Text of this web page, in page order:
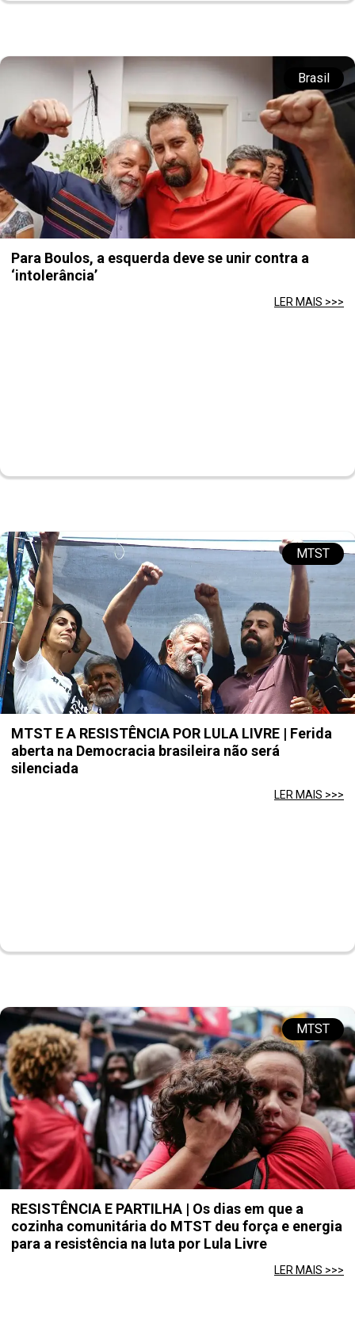
Brasil
Para Boulos, a esquerda deve se unir contra a
‘intolerância’
LER MAIS >>>
MTST
MTST E A RESISTÊNCIA POR LULA LIVRE | Ferida
aberta na Democracia brasileira não será
silenciada
LER MAIS >>>
MTST
RESISTÊNCIA E PARTILHA | Os dias em que a
cozinha comunitária do MTST deu força e energia
para a resistência na luta por Lula Livre
LER MAIS >>>